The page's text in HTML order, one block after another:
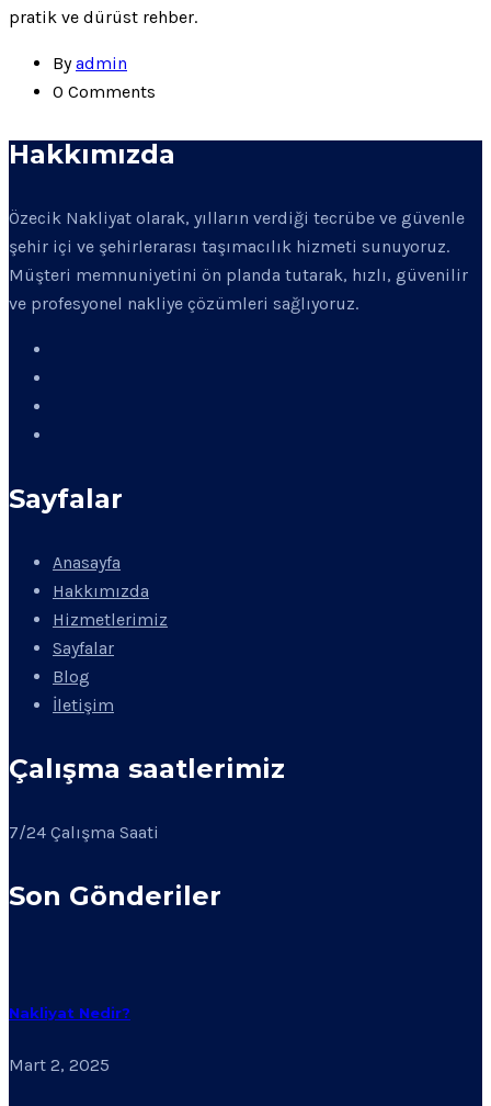
pratik ve dürüst rehber.
Byadmin
0 Comments
Hakkımızda
Özecik Nakliyat olarak, yılların verdiği tecrübe ve güvenle
şehir içi ve şehirlerarası taşımacılık hizmeti sunuyoruz.
Müşteri memnuniyetini ön planda tutarak, hızlı, güvenilir
ve profesyonel nakliye çözümleri sağlıyoruz.
Sayfalar
Anasayfa
Hakkımızda
Hizmetlerimiz
Sayfalar
Blog
İletişim
Çalışma saatlerimiz
7/24 Çalışma Saati
Son Gönderiler
Nakliyat Nedir?
Mart 2, 2025